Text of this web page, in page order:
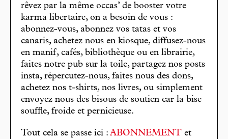
rêvez par la même occas’ de booster votre
karma libertaire, on a besoin de vous :
abonnez-vous, abonnez vos tatas et vos
canaris, achetez nous en kiosque, diffusez-nous
en manif, cafés, bibliothèque ou en librairie,
faites notre pub sur la toile, partagez nos posts
insta, répercutez-nous, faites nous des dons,
achetez nos t-shirts, nos livres, ou simplement
envoyez nous des bisous de soutien car la bise
souffle, froide et pernicieuse.
Tout cela se passe ici : ABONNEMENT et